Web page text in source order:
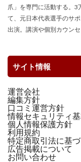
爪」を専門に活動する。
て、元日本代表選手のサ
出演。講演や個別カウン
サイト情報
運営会社
編集方針
口コミ運営方針
情報セキュリティ
個人情報保護方針
利用規約
特定商取引法に基
広告掲載について
お問い合わせ